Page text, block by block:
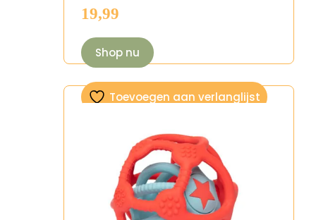
19,99
Shop nu
Toevoegen aan verlanglijst